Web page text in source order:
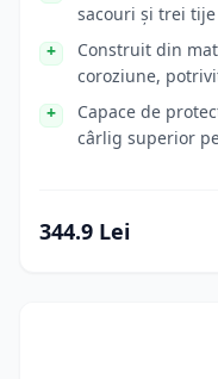
sacouri și trei
Construit din
coroziune,
Capace de
cârlig superior
344.9 Lei